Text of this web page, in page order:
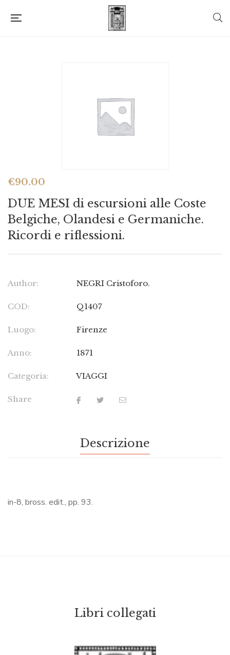
€90.00
DUE MESI di escursioni alle Coste
Belgiche, Olandesi e Germaniche.
Ricordi e riflessioni.
Author: NEGRI Cristoforo.
COD: Q1407
Luogo: Firenze
Anno: 1871
Categoria: VIAGGI
Share
Descrizione
in-8, bross. edit., pp. 93.
Libri collegati